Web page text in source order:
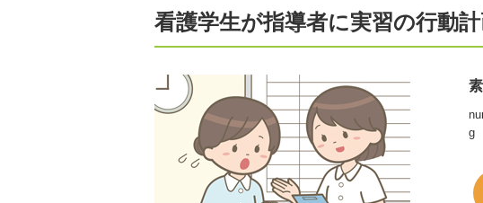
看護学生が指導者に実習の行動
g